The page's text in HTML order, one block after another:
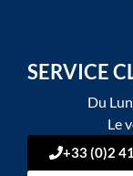
SERVICE
Du
Le
+33 (0)2